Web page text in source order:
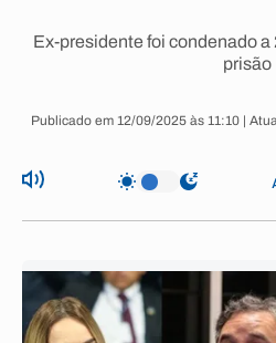
Ex-presidente foi condenado a
prisão
Publicado em 12/09/2025 às 11:10 |